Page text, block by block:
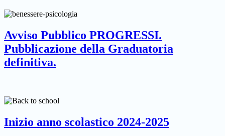
Avviso Pubblico PROGRESSI.
Pubblicazione della Graduatoria
definitiva.
Inizio anno scolastico 2024-2025